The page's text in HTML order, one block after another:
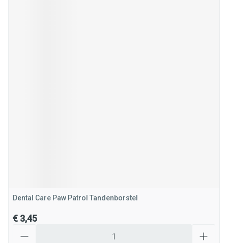
Dental Care Paw Patrol Tandenborstel
€ 3,45